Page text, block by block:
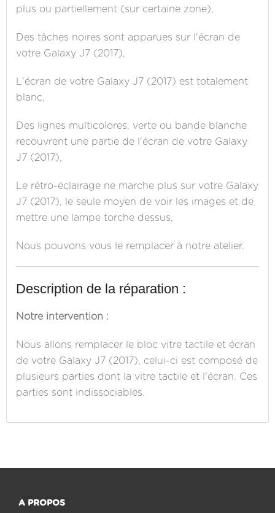
plus ou partiellement (sur certaine zone),
Des tâches noires sont apparues sur l'écran de
votre Galaxy J7 (2017),
L'écran de votre Galaxy J7 (2017) est totalement
blanc,
Des lignes multicolores, verte ou bande blanche
recouvrent une partie de l'écran de votre Galaxy
J7 (2017),
Le rétro-éclairage ne marche plus sur votre Galaxy
J7 (2017), le seule moyen de voir les images et de
mettre une lampe torche dessus,
Nous pouvons vous le remplacer à notre atelier.
Description de la réparation :
Notre intervention :
Nous allons remplacer le bloc vitre tactile et écran
de votre Galaxy J7 (2017), celui-ci est composé de
plusieurs parties dont la vitre tactile et l'écran. Ces
parties sont indissociables.
A PROPOS